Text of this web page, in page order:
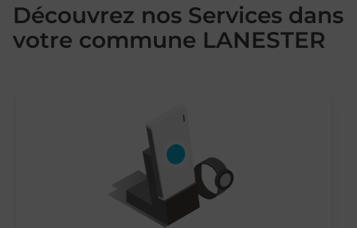
Découvrez nos Services dans
votre commune LANESTER